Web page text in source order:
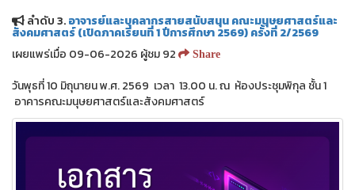
ลำดับ 3.อาจารย์และบุคลากรสายสนับสนุน คณะมนุษยศาสตร์และ
สังคมศาสตร์ (เปิดภาคเรียนที่ 1 ปีการศึกษา 2569) ครั้งที่ 2/2569
เผยแพร่เมื่อ 09-06-2026 ผู้ชม 92
Share
วันพุธที่ 10 มิถุนายน พ.ศ. 2569 เวลา 13.00 น. ณ ห้องประชุมพิกุล ชั้น 1
อาคารคณะมนุษยศาสตร์และสังคมศาสตร์